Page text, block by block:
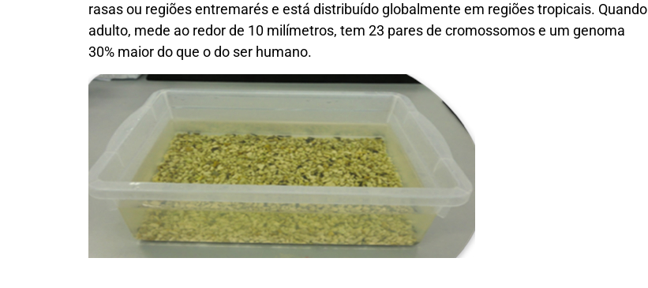
rasas ou regiões entremarés e está distribuído globalmente em regiões tropicais. Quando
adulto, mede ao redor de 10 milímetros, tem 23 pares de cromossomos e um genoma
30% maior do que o do ser humano.